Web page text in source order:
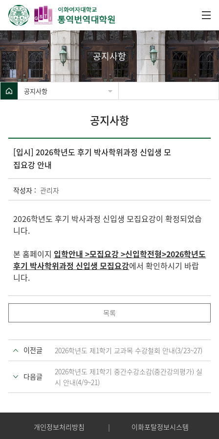
공지사항
공지사항
공지사항
[입시] 2026학년도 후기 박사학위과정 신입생 모
집요강 안내
작성자 : 관리자
2026학년도 후기 박사과정 신입생 모집요강이 확정되었습
니다.
본 홈페이지 입학안내 >모집요강 >신입학전형>2026학년도
후기 박사학위과정 신입생 모집요강에서 확인하시기 바랍
니다.
목록
이전글 2026학년도 제1학기 교과목 수강철회 안내(3/23~27)
다음글
2026학년도 제1학기 중간수강소감(중간강의평가) 실
시 안내(4/9~21)
개인정보처리방침
이화포탈정보시스템